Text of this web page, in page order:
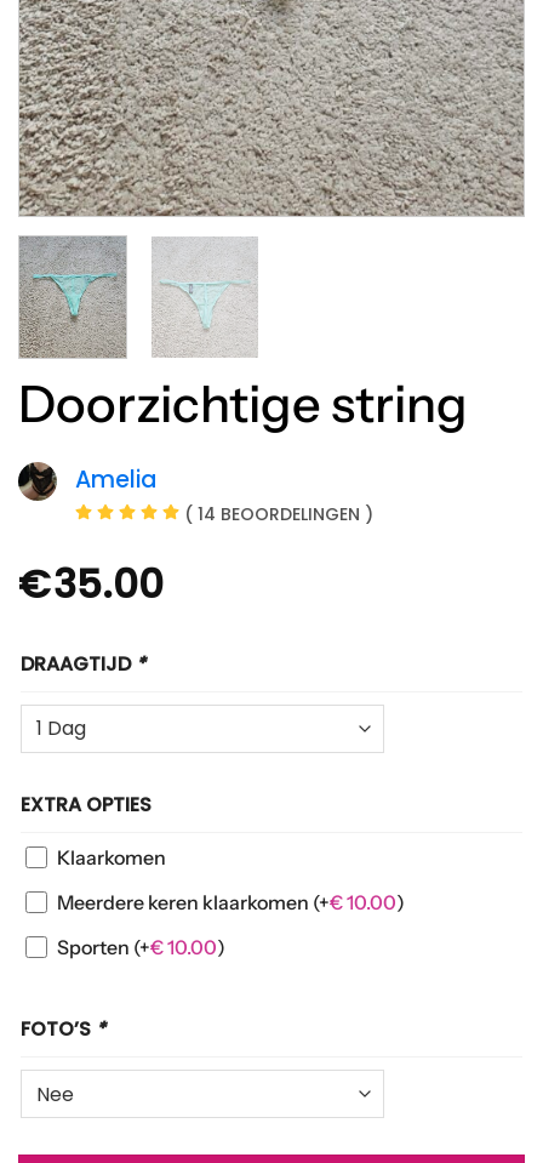
Doorzichtige string
Amelia
( 14 BEOORDELINGEN )
€35.00
DRAAGTIJD *
EXTRA OPTIES
Klaarkomen
Meerdere keren klaarkomen (+€10.00)
Sporten (+€10.00)
FOTO’S *